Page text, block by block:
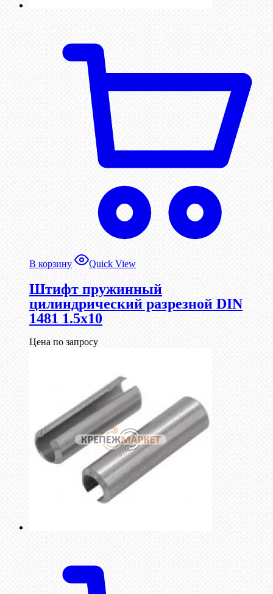
В корзину Quick View
Штифт пружинный
цилиндрический разрезной DIN
1481 1.5х10
Цена по запросу